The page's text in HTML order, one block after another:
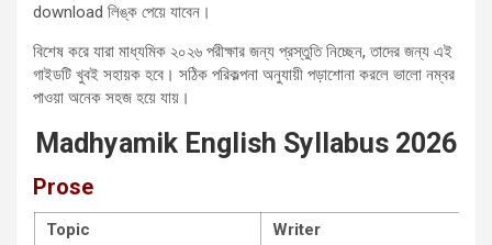
download লিঙ্ক পেয়ে যাবেন।
বিশেষ করে যারা মাধ্যমিক ২০২৬ পরীক্ষার জন্য প্রস্তুতি নিচ্ছেন, তাদের জন্য এই
গাইডটি খুবই সহায়ক হবে। সঠিক পরিকল্পনা অনুযায়ী পড়াশোনা করলে ভালো নম্বর
পাওয়া অনেক সহজ হয়ে যায়।
Madhyamik English Syllabus 2026
Prose
Topic
Writer